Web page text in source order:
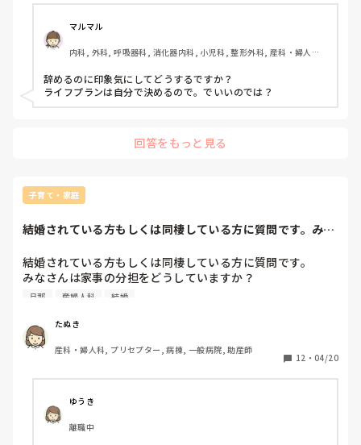
マルマル
内科, 外科, 呼吸器科, 消化器内科, 小児科, 整形外科, 産科・婦人科,
期, ICU, CCU, HCU, プリセプター, 病棟, リーダー, 神経内科, 脳神
経外科, GCU, 消化器外科, 一般病院, 大学病院, 慢性期, 終末期, オ
ペ室
辞めるのに印象気にしてどうするですか？
ライフプランは自分で決めるので。でいいのでは？
回答をもっと見る
子育て・家庭
結婚されている方もしくは同棲している方に質問です。みな
結婚されている方もしくは同棲している方に質問です。
みなさんは家事の分担をどうしていますか？
お互い夜勤をしているのですが向こうは気が向いたら掃除機
ると威張っております。
確かに掃除は好きではありませんがトイレやお風呂など掃除
する場所はたくさんあり、そこには一切手をつけないくせに
掃除は自分がしてると言い張ります。皆さんの分担方法を知
りたいです。
旦那 産婦人科 結婚
たぬき
産科・婦人科, プリセプター, 病棟, 一般病院, 助産師
12 ・ 04/20
ゆうき
離職中